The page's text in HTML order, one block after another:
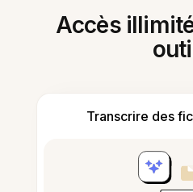
Accès
Transcrire des